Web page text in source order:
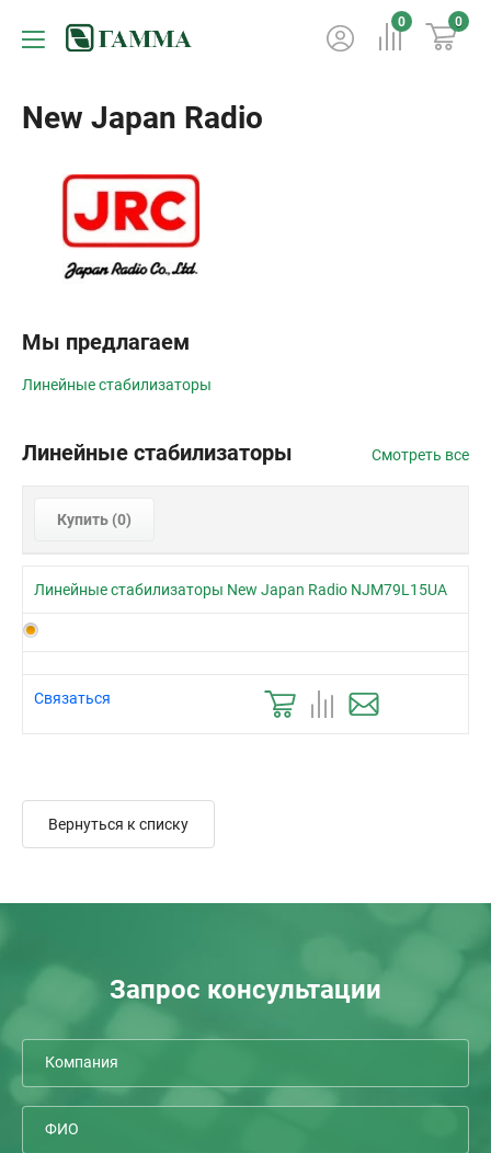
0 0
New Japan Radio
Мы предлагаем
Линейные стабилизаторы
Линейные стабилизаторы Смотреть все
Купить (0)
Линейные стабилизаторы New Japan Radio NJM79L15UA
Связаться
Вернуться к списку
Запрос консультации